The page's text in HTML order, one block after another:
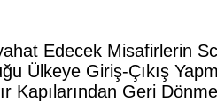
Edecek Misafirlerin
Ülkeye Giriş-Çıkış
Kapılarından Geri